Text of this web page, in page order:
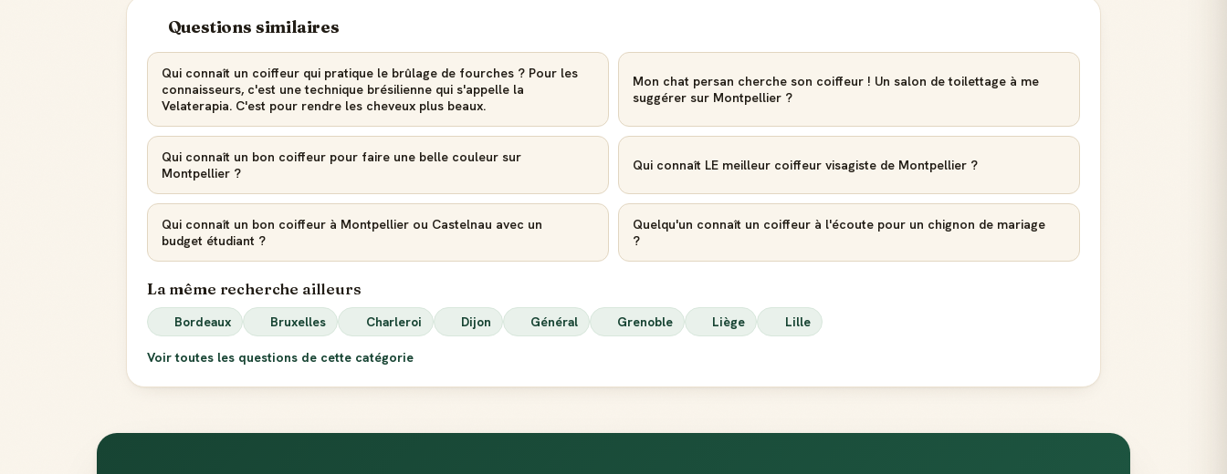
Questions similaires
Qui connaît un coiffeur qui pratique le brûlage de fourches ? Pour les
connaisseurs, c'est une technique brésilienne qui s'appelle la
Velaterapia. C'est pour rendre les cheveux plus beaux.
Mon chat persan cherche son coiffeur ! Un salon de toilettage à me
suggérer sur Montpellier ?
Qui connaît un bon coiffeur pour faire une belle couleur sur
Montpellier ?
Qui connaît LE meilleur coiffeur visagiste de Montpellier ?
Qui connaît un bon coiffeur à Montpellier ou Castelnau avec un
budget étudiant ?
Quelqu'un connaît un coiffeur à l'écoute pour un chignon de mariage
?
La même recherche ailleurs
Bordeaux Bruxelles Charleroi Dijon Général Grenoble Liège Lille
Voir toutes les questions de cette catégorie